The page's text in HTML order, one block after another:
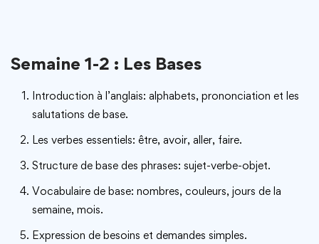
Semaine 1-2 : Les Bases
Introduction à l’anglais: alphabets, prononciation et les
salutations de base.
Les verbes essentiels: être, avoir, aller, faire.
Structure de base des phrases: sujet-verbe-objet.
Vocabulaire de base: nombres, couleurs, jours de la
semaine, mois.
Expression de besoins et demandes simples.